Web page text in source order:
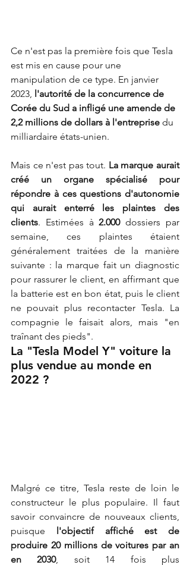
Ce n'est pas la première fois que Tesla
est mis en cause pour une
manipulation de ce type. En janvier
2023, l'autorité de la concurrence de
Corée du Sud a infligé une amende de
2,2 millions de dollars à l'entreprise du
milliardaire états-unien.
Mais ce n'est pas tout. La marque aurait
créé un organe spécialisé pour
répondre à ces questions d'autonomie
qui aurait enterré les plaintes des
clients. Estimées à 2.000 dossiers par
semaine, ces plaintes étaient
généralement traitées de la manière
suivante : la marque fait un diagnostic
pour rassurer le client, en affirmant que
la batterie est en bon état, puis le client
ne pouvait plus recontacter Tesla. La
compagnie le faisait alors, mais "en
traînant des pieds".
La "Tesla Model Y" voiture la
plus vendue au monde en
2022 ?
Malgré ce titre, Tesla reste de loin le
constructeur le plus populaire. Il faut
savoir convaincre de nouveaux clients,
puisque
l'objectif affiché est de
produire 20 millions de voitures par an
en 2030, soit 14 fois plus